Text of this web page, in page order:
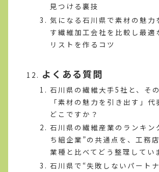
見つける裏技
気になる石川県で素材の魅力
す繊維加工会社を比較し最適
リストを作るコツ
よくある質問
石川県の繊維大手5社と、そ
「素材の魅力を引き出す」代
どこですか？
石川県の繊維産業のランキン
ち組企業”の共通点を、工務
業種と比べてどう整理してい
石川県で“失敗しないパート